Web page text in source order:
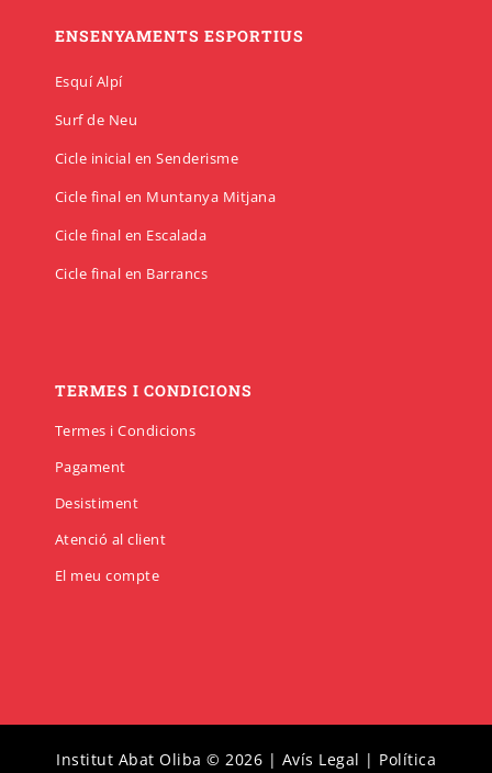
ENSENYAMENTS ESPORTIUS
Esquí Alpí
Surf de Neu
Cicle inicial en Senderisme
Cicle final en Muntanya Mitjana
Cicle final en Escalada
Cicle final en Barrancs
TERMES I CONDICIONS
Termes i Condicions
Pagament
Desistiment
Atenció al client
El meu compte
Institut Abat Oliba © 2026 | Avís Legal | Política